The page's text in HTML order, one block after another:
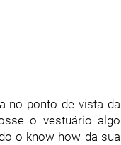
no ponto de vista da
o vestuário algo
o know-how da sua